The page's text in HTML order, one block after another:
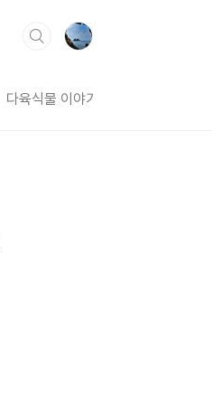
다육식물 이야기